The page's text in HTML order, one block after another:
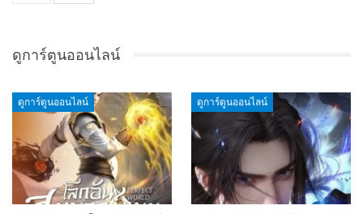
ดูการ์ตูนออนไลน์
ดูการ์ตูนออนไลน์ ดูการ์ตูนออนไลน์